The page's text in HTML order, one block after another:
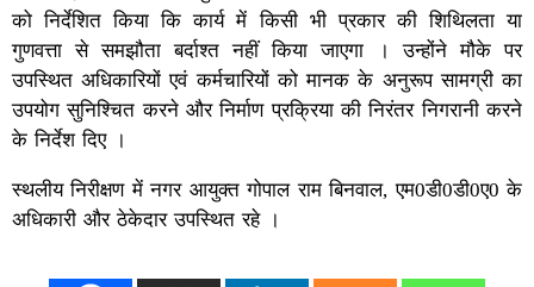
को निर्देशित किया कि कार्य में किसी भी प्रकार की शिथिलता या
गुणवत्ता से समझौता बर्दाश्त नहीं किया जाएगा । उन्होंने मौके पर
उपस्थित अधिकारियों एवं कर्मचारियों को मानक के अनुरूप सामग्री का
उपयोग सुनिश्चित करने और निर्माण प्रक्रिया की निरंतर निगरानी करने
के निर्देश दिए ।
स्‍थलीय निरीक्षण में नगर आयुक्‍त गोपाल राम बिनवाल, एम0डी0डी0ए0 के
अधिकारी और ठेकेदार उपस्थित रहे ।